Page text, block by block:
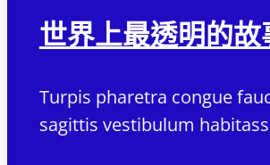
世界上最透明的故
Turpis pharetra congue
sagittis vestibulum